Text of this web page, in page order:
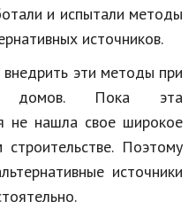
и испытали методы
источников.
эти методы при
домов. Пока эта
не нашла свое широкое
Поэтому
источники